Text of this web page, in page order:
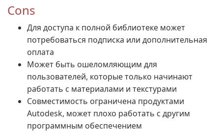
Cons
Для доступа к полной библиотеке может
потребоваться подписка или дополнительная
оплата
Может быть ошеломляющим для
пользователей, которые только начинают
работать с материалами и текстурами
Совместимость ограничена продуктами
Autodesk, может плохо работать с другим
программным обеспечением